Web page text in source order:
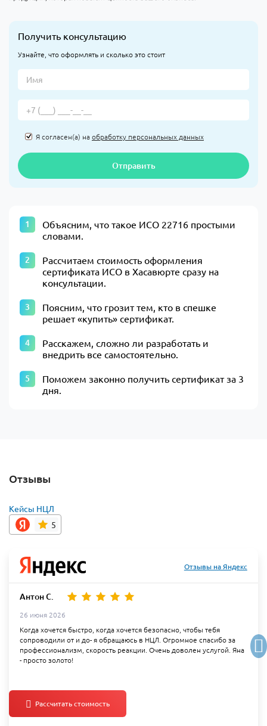
Получить консультацию
Узнайте, что оформлять и сколько это стоит
Я согласен(а) наобработку персональных данных
Отправить
Объясним, что такое ИСО 22716 простыми
словами.
Рассчитаем стоимость оформления
сертификата ИСО в Хасавюрте сразу на
консультации.
Поясним, что грозит тем, кто в спешке
решает «купить» сертификат.
Расскажем, сложно ли разработать и
внедрить все самостоятельно.
Поможем законно получить сертификат за 3
дня.
Отзывы
Кейсы НЦЛ
5
Отзывы на Яндекс
Антон С.
26 июня 2026
Когда хочется быстро, когда хочется безопасно, чтобы тебя
сопроводили от и до- я обращаюсь в НЦЛ. Огромное спасибо за
профессионализм, скорость реакции. Очень доволен услугой. Яна
- просто золото!